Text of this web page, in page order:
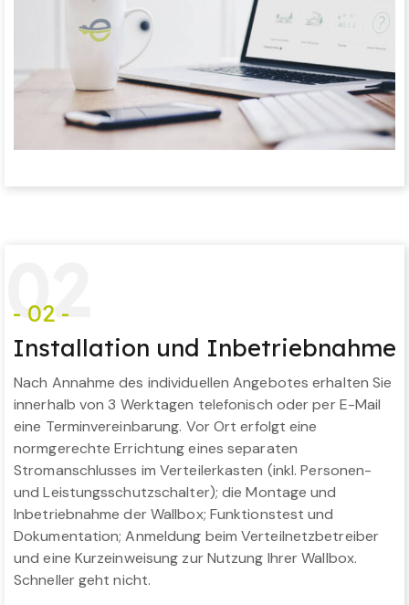
02
- 02 -
Installation und Inbetriebnahme
Nach Annahme des individuellen Angebotes erhalten Sie
innerhalb von 3 Werktagen telefonisch oder per E-Mail
eine Terminvereinbarung. Vor Ort erfolgt eine
normgerechte Errichtung eines separaten
Stromanschlusses im Verteilerkasten (inkl. Personen-
und Leistungsschutzschalter); die Montage und
Inbetriebnahme der Wallbox; Funktionstest und
Dokumentation; Anmeldung beim Verteilnetzbetreiber
und eine Kurzeinweisung zur Nutzung Ihrer Wallbox.
Schneller geht nicht.